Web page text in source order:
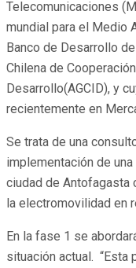
Telecomunicaciones
mundial para el Medio
Banco de Desarrollo
Chilena de
Desarrollo(AGCID), y
recientemente en
Se trata de una
implementación de
ciudad de Antofagasta
la electromovilidad en
En la fase 1 se
situación actual. “Esta